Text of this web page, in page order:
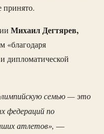
Михаил Дегтярев,
«благодаря
дипломатической
семью — это
федераций по
атлетов», —